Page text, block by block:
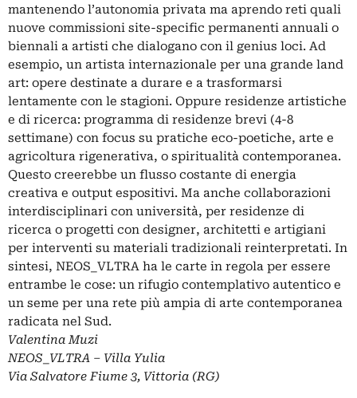
mantenendo l’autonomia privata ma aprendo reti quali
nuove commissioni site-specific permanenti annuali o
biennali a artisti che dialogano con il genius loci. Ad
esempio, un artista internazionale per una grande land
art: opere destinate a durare e a trasformarsi
lentamente con le stagioni. Oppure residenze artistiche
e di ricerca: programma di residenze brevi (4-8
settimane) con focus su pratiche eco-poetiche, arte e
agricoltura rigenerativa, o spiritualità contemporanea.
Questo creerebbe un flusso costante di energia
creativa e output espositivi. Ma anche collaborazioni
interdisciplinari con università, per residenze di
ricerca o progetti con designer, architetti e artigiani
per interventi su materiali tradizionali reinterpretati. In
sintesi, NEOS_VLTRA ha le carte in regola per essere
entrambe le cose: un rifugio contemplativo autentico e
un seme per una rete più ampia di arte contemporanea
radicata nel Sud.
Valentina Muzi
NEOS_VLTRA – Villa Yulia
Via Salvatore Fiume 3, Vittoria (RG)